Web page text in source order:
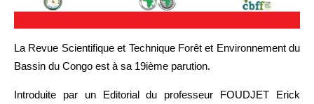
La Revue Scientifique et Technique Forêt et Environnement du
Bassin du Congo est à sa 19ième parution.
Introduite par un Editorial du professeur FOUDJET Erick